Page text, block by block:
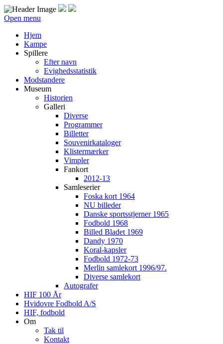
Open menu
Hjem
Kampe
Spillere
Efter navn
Evighedsstatistik
Modstandere
Museum
Historien
Galleri
Diverse
Programmer
Billetter
Souvenirkataloger
Klistermærker
Vimpler
Fankort
2012-13
Samleserier
Foska kort 1964
NU billeder
Danske sportsstjerner 1965
Fodbold 1968
Billed Bladet 1969
Dandy 1970
Koral-kapsler
Fodbold 1972-73
Merlin samlekort 1996/97.
Diverse samlekort
Autografer
HIF 100 År
Hvidovre Fodbold A/S
HIF, fodbold
Om
Tak til
Kontakt